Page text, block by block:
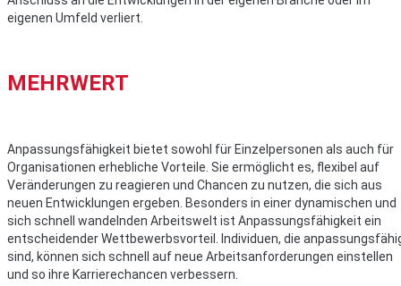
eigenen Umfeld verliert.
MEHRWERT
Anpassungsfähigkeit bietet sowohl für Einzelpersonen als auch für
Organisationen erhebliche Vorteile. Sie ermöglicht es, flexibel auf
Veränderungen zu reagieren und Chancen zu nutzen, die sich aus
neuen Entwicklungen ergeben. Besonders in einer dynamischen und
sich schnell wandelnden Arbeitswelt ist Anpassungsfähigkeit ein
entscheidender Wettbewerbsvorteil. Individuen, die
sind, können sich schnell auf neue Arbeitsanforderungen einstellen
und so ihre Karrierechancen verbessern.